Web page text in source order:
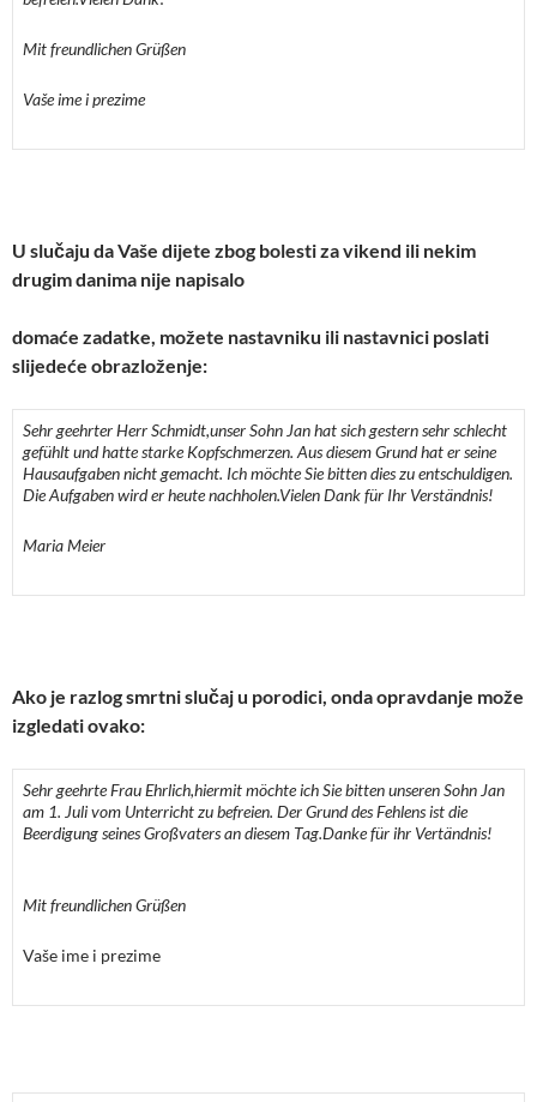
Mit freundlichen Grüßen
Vaše ime i prezime
U slučaju da Vaše dijete zbog bolesti za vikend ili nekim
drugim danima nije napisalo
domaće zadatke, možete nastavniku ili nastavnici poslati
slijedeće obrazloženje:
Sehr geehrter Herr Schmidt,unser Sohn Jan hat sich gestern sehr schlecht
gefühlt und hatte starke Kopfschmerzen. Aus diesem Grund hat er seine
Hausaufgaben nicht gemacht. Ich möchte Sie bitten dies zu entschuldigen.
Die Aufgaben wird er heute nachholen.Vielen Dank für Ihr Verständnis!
Maria Meier
Ako je razlog smrtni slučaj u porodici, onda opravdanje može
izgledati ovako:
Sehr geehrte Frau Ehrlich,hiermit möchte ich Sie bitten unseren Sohn Jan
am 1. Juli vom Unterricht zu befreien. Der Grund des Fehlens ist die
Beerdigung seines Großvaters an diesem Tag.Danke für ihr Vertändnis!
Mit freundlichen Grüßen
Vaše ime i prezime